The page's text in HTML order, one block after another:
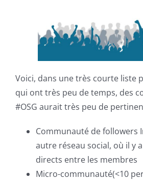
Voici, dans une très courte liste
qui ont très peu de temps, des
#OSG aurait très peu de
Communauté de followers
autre réseau social, où il y
directs entre les membres
Micro-communauté(<10